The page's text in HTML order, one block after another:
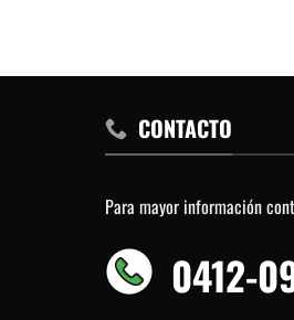
CONTACTO
Para mayor información
0412-